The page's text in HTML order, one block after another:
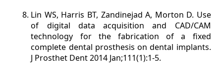
Lin WS, Harris BT, Zandinejad A, Morton D. Use
of digital data acquisition and CAD/CAM
technology for the fabrication of a fixed
complete dental prosthesis on dental implants.
J Prosthet Dent 2014 Jan;111(1):1-5.